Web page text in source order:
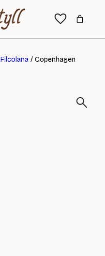
Filcolana / Copenhagen